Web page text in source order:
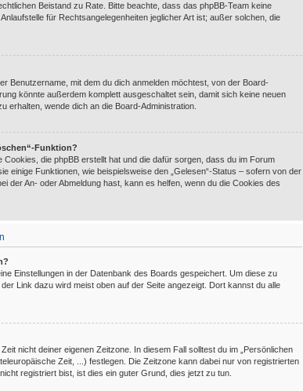
Beistand zu Rate. Bitte beachte, dass das phpBB-Team keine
für Rechtsangelegenheiten jeglicher Art ist; außer solchen, die
Benutzername, mit dem du dich anmelden möchtest, von der Board-
könnte außerdem komplett ausgeschaltet sein, damit sich keine neuen
erhalten, wende dich an die Board-Administration.
Funktion?
Cookies, die phpBB erstellt hat und die dafür sorgen, dass du im Forum
einige Funktionen, wie beispielsweise den „Gelesen“-Status – sofern von der
der An- oder Abmeldung hast, kann es helfen, wenn du die Cookies des
Einstellungen in der Datenbank des Boards gespeichert. Um diese zu
Link dazu wird meist oben auf der Seite angezeigt. Dort kannst du alle
nicht deiner eigenen Zeitzone. In diesem Fall solltest du im „Persönlichen
Zeit, ...) festlegen. Die Zeitzone kann dabei nur von registrierten
registriert bist, ist dies ein guter Grund, dies jetzt zu tun.